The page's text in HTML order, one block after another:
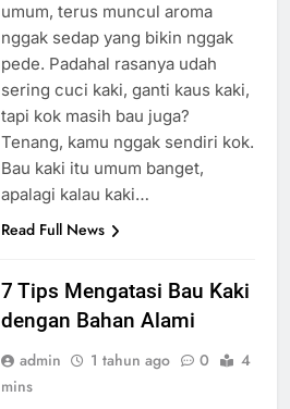
umum, terus muncul aroma
nggak sedap yang bikin nggak
pede. Padahal rasanya udah
sering cuci kaki, ganti kaus kaki,
tapi kok masih bau juga?
Tenang, kamu nggak sendiri kok.
Bau kaki itu umum banget,
apalagi kalau kaki…
Read Full News
7 Tips Mengatasi Bau Kaki
dengan Bahan Alami
admin 1 tahun ago 0
4
mins